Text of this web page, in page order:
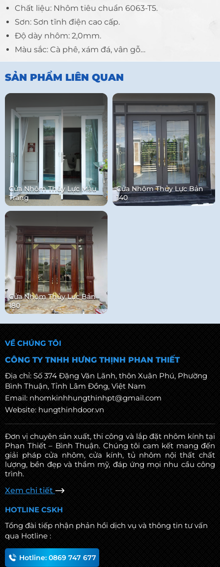
Chất liệu: Nhôm tiêu chuẩn 6063-T5.
Sơn: Sơn tĩnh điện cao cấp.
Độ dày nhôm: 2,0mm.
Màu sắc: Cà phê, xám đá, vân gỗ…
SẢN PHẨM LIÊN QUAN
Cửa Nhôm Thủy Lực Màu
Trắng
Cửa Nhôm Thủy Lực Bản
140
Cửa Nhôm Thủy Lực Bản
180
VỀ CHÚNG TÔI
CÔNG TY TNHH HƯNG THỊNH PHAN THIẾT
Địa chỉ: Số 374 Đặng Văn Lãnh, thôn Xuân Phú, Phường
Bình Thuận, Tỉnh Lâm Đồng, Việt Nam
Email: nhomkinhhungthinhpt@gmail.com
Website: hungthinhdoor.vn
Đơn vị chuyên sản xuất, thi công và lắp đặt nhôm kính tại
Phan Thiết – Bình Thuận. Chúng tôi cam kết mang đến
giải pháp cửa nhôm, cửa kính, tủ nhôm nội thất chất
lượng, bền đẹp và thẩm mỹ, đáp ứng mọi nhu cầu công
trình.
Xem chi tiết
HOTLINE CSKH
Tổng đài tiếp nhận phản hồi dịch vụ và thông tin tư vấn
qua Hotline :
Hotline: 0869 747 677